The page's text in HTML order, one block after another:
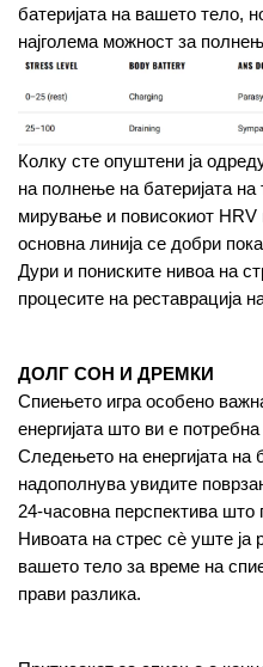
батеријата на вашето тело,
најголема можност за
Колку сте опуштени ја
на полнење на батеријата
мирување и повисокиот
основна линија се добри
Дури и пониските нивоа на
процесите на реставрација
ДОЛГ СОН И ДРЕМКИ
Спиењето игра особено
енергијата што ви е
Следењето на енергијата на
надополнува увидите
24-часовна перспектива што
Нивоата на стрес сè уште ја
вашето тело за време на
прави разлика.